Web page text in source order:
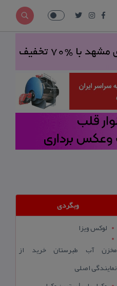
وبگردی
لوکس ویزا
مخزن آب طبرستان خرید از
نمایندگی اصلی